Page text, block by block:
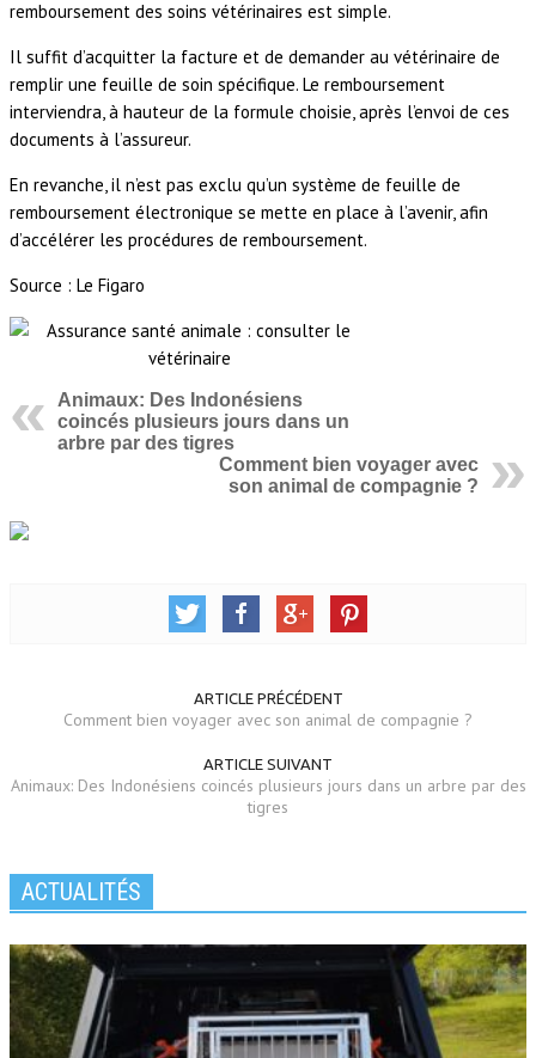
remboursement des soins vétérinaires est simple.
Il suffit d’acquitter la facture et de demander au vétérinaire de
remplir une feuille de soin spécifique. Le remboursement
interviendra, à hauteur de la formule choisie, après l’envoi de ces
documents à l’assureur.
En revanche, il n’est pas exclu qu’un système de feuille de
remboursement électronique se mette en place à l’avenir, afin
d’accélérer les procédures de remboursement.
Source : Le Figaro
Animaux: Des Indonésiens
coincés plusieurs jours dans un
arbre par des tigres
Comment bien voyager avec
son animal de compagnie ?
ARTICLE PRÉCÉDENT
Comment bien voyager avec son animal de compagnie ?
ARTICLE SUIVANT
Animaux: Des Indonésiens coincés plusieurs jours dans un arbre par des
tigres
ACTUALITÉS